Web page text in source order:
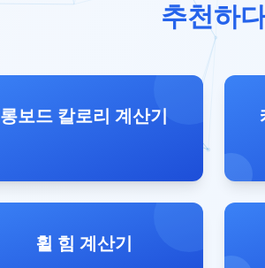
추천하
롱보드 칼로리 계산기
휠 힘 계산기